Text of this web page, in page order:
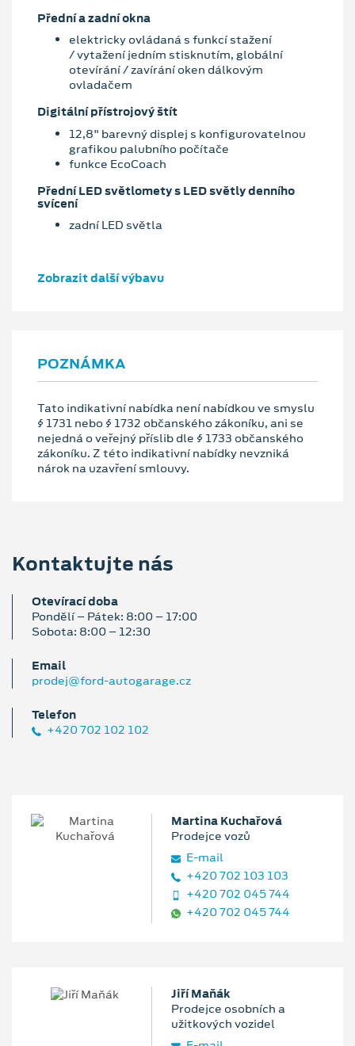
Přední a zadní okna
elektricky ovládaná s funkcí stažení
/ vytažení jedním stisknutím, globální
otevírání / zavírání oken dálkovým
ovladačem
Digitální přístrojový štít
12,8" barevný displej s konfigurovatelnou
grafikou palubního počítače
funkce EcoCoach
Přední LED světlomety s LED světly denního
svícení
zadní LED světla
Zobrazit další výbavu
POZNÁMKA
Tato indikativní nabídka není nabídkou ve smyslu
§ 1731 nebo § 1732 občanského zákoníku, ani se
nejedná o veřejný příslib dle § 1733 občanského
zákoníku. Z této indikativní nabídky nevzniká
nárok na uzavření smlouvy.
Kontaktujte nás
Otevírací doba
Pondělí – Pátek: 8:00 – 17:00
Sobota: 8:00 – 12:30
Email
prodej@ford-autogarage.cz
Telefon
+420 702 102 102
Martina Kuchařová
Prodejce vozů
E‑mail
+420 702 103 103
+420 702 045 744
+420 702 045 744
Jiří Maňák
Prodejce osobních a
užitkových vozidel